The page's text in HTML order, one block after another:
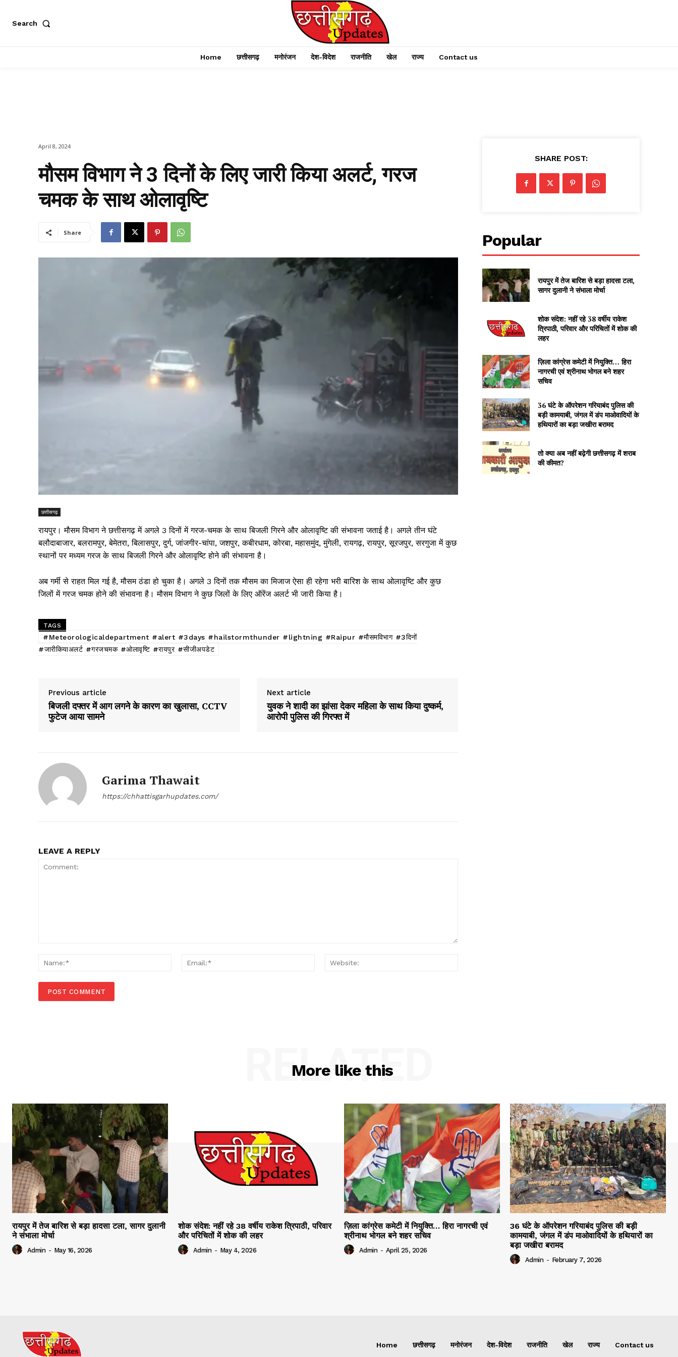
Search
Home छत्तीसगढ़ मनोरंजन देश-विदेश राजनीति खेल राज्य Contact us
April 8, 2024
मौसम विभाग ने 3 दिनों के लिए जारी किया अलर्ट, गरज
चमक के साथ ओलावृष्टि
Share
छत्तीसगढ़
रायपुर। मौसम विभाग ने छत्तीसगढ़ में अगले 3 दिनों में गरज-चमक के साथ बिजली गिरने और ओलावृष्टि की संभावना जताई है। अगले तीन घंटे
बलौदाबाजार, बलरामपुर, बेमेतरा, बिलासपुर, दुर्ग, जांजगीर-चांपा, जशपुर, कबीरधाम, कोरबा, महासमुंद, मुंगेली, रायगढ़, रायपुर, सूरजपुर, सरगुजा में कुछ
स्थानों पर मध्यम गरज के साथ बिजली गिरने और ओलावृष्टि होने की संभावना है।
अब गर्मी से राहत मिल गई है, मौसम ठंडा हो चुका है। अगले 3 दिनों तक मौसम का मिजाज ऐसा ही रहेगा भरी बारिश के साथ ओलावृष्टि और कुछ
जिलों में गरज चमक होने की संभावना है। मौसम विभाग ने कुछ जिलों के लिए ऑरेंज अलर्ट भी जारी किया है।
TAGS
#Meteorologicaldepartment #alert #3days #hailstormthunder #lightning #Raipur #मौसमविभाग #3दिनों
#जारीकियाअलर्ट #गरजचमक #ओलावृष्टि #रायपुर #सीजीअपडेट
Previous article
बिजली दफ्तर में आग लगने के कारण का खुलासा, CCTV
फुटेज आया सामने
Next article
युवक ने शादी का झांसा देकर महिला के साथ किया दुष्कर्म,
आरोपी पुलिस की गिरफ्त में
Garima Thawait
https://chhattisgarhupdates.com/
LEAVE A REPLY
Name:*
Email:*
SHARE POST:
Popular
रायपुर में तेज बारिश से बड़ा हादसा टला,
सागर दुलानी ने संभाला मोर्चा
शोक संदेश: नहीं रहे 38 वर्षीय राकेश
त्रिपाठी, परिवार और परिचितों में शोक की
लहर
ज़िला कांग्रेस कमेटी में नियुक्ति… हिरा
नागरची एवं श्रीनाथ भोगल बने शहर
सचिव
36 घंटे के ऑपरेशन गरियाबंद पुलिस की
बड़ी कामयाबी, जंगल में डंप माओवादियों के
हथियारों का बड़ा जखीरा बरामद
तो क्या अब नहीं बढ़ेगी छत्तीसगढ़ में शराब
की कीमत?
More like this
RELATED
रायपुर में तेज बारिश से बड़ा हादसा टला, सागर दुलानी
ने संभाला मोर्चा
Admin - May 16, 2026
शोक संदेश: नहीं रहे 38 वर्षीय राकेश त्रिपाठी, परिवार
और परिचितों में शोक की लहर
Admin - May 4, 2026
ज़िला कांग्रेस कमेटी में नियुक्ति… हिरा नागरची एवं
श्रीनाथ भोगल बने शहर सचिव
Admin - April 25, 2026
36 घंटे के ऑपरेशन गरियाबंद पुलिस की बड़ी
कामयाबी, जंगल में डंप माओवादियों के हथियारों का
बड़ा जखीरा बरामद
Admin - February 7, 2026
Home छत्तीसगढ़ मनोरंजन देश-विदेश राजनीति खेल राज्य Contact us